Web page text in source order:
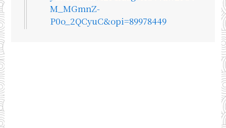
M_MGmnZ-
P0o_2QCyuC&opi=89978449